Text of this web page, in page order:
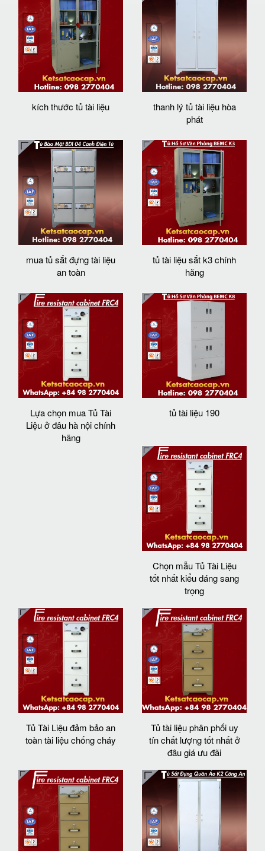
kích thước tủ tài liệu
thanh lý tủ tài liệu hòa
phát
mua tủ sắt đựng tài liệu
an toàn
tủ tài liệu sắt k3 chính
hãng
Lựa chọn mua Tủ Tài
Liệu ở đâu hà nội chính
hãng
tủ tài liệu 190
Chọn mẫu Tủ Tài Liệu
tốt nhất kiểu dáng sang
trọng
Tủ Tài Liệu đảm bảo an
toàn tài liệu chống cháy
Tủ tài liệu phân phối uy
tín chất lượng tốt nhất ở
đâu giá ưu đãi